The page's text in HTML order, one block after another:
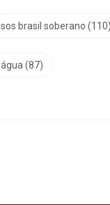
sos brasil soberano (110)
água (87)